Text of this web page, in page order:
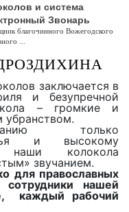
и система
Звонарь
благочинного Вожегодского
...
заключается в
и безупречной
– громкие и
только
и высокому
наши колокола
звучанием.
для православных
нашей
каждый рабочий